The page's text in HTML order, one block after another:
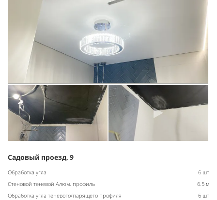
Садовый проезд, 9
Обработка угла
6 шт
Стеновой теневой Алюм. профиль
6.5 м
Обработка угла теневого/парящего профиля
6 шт